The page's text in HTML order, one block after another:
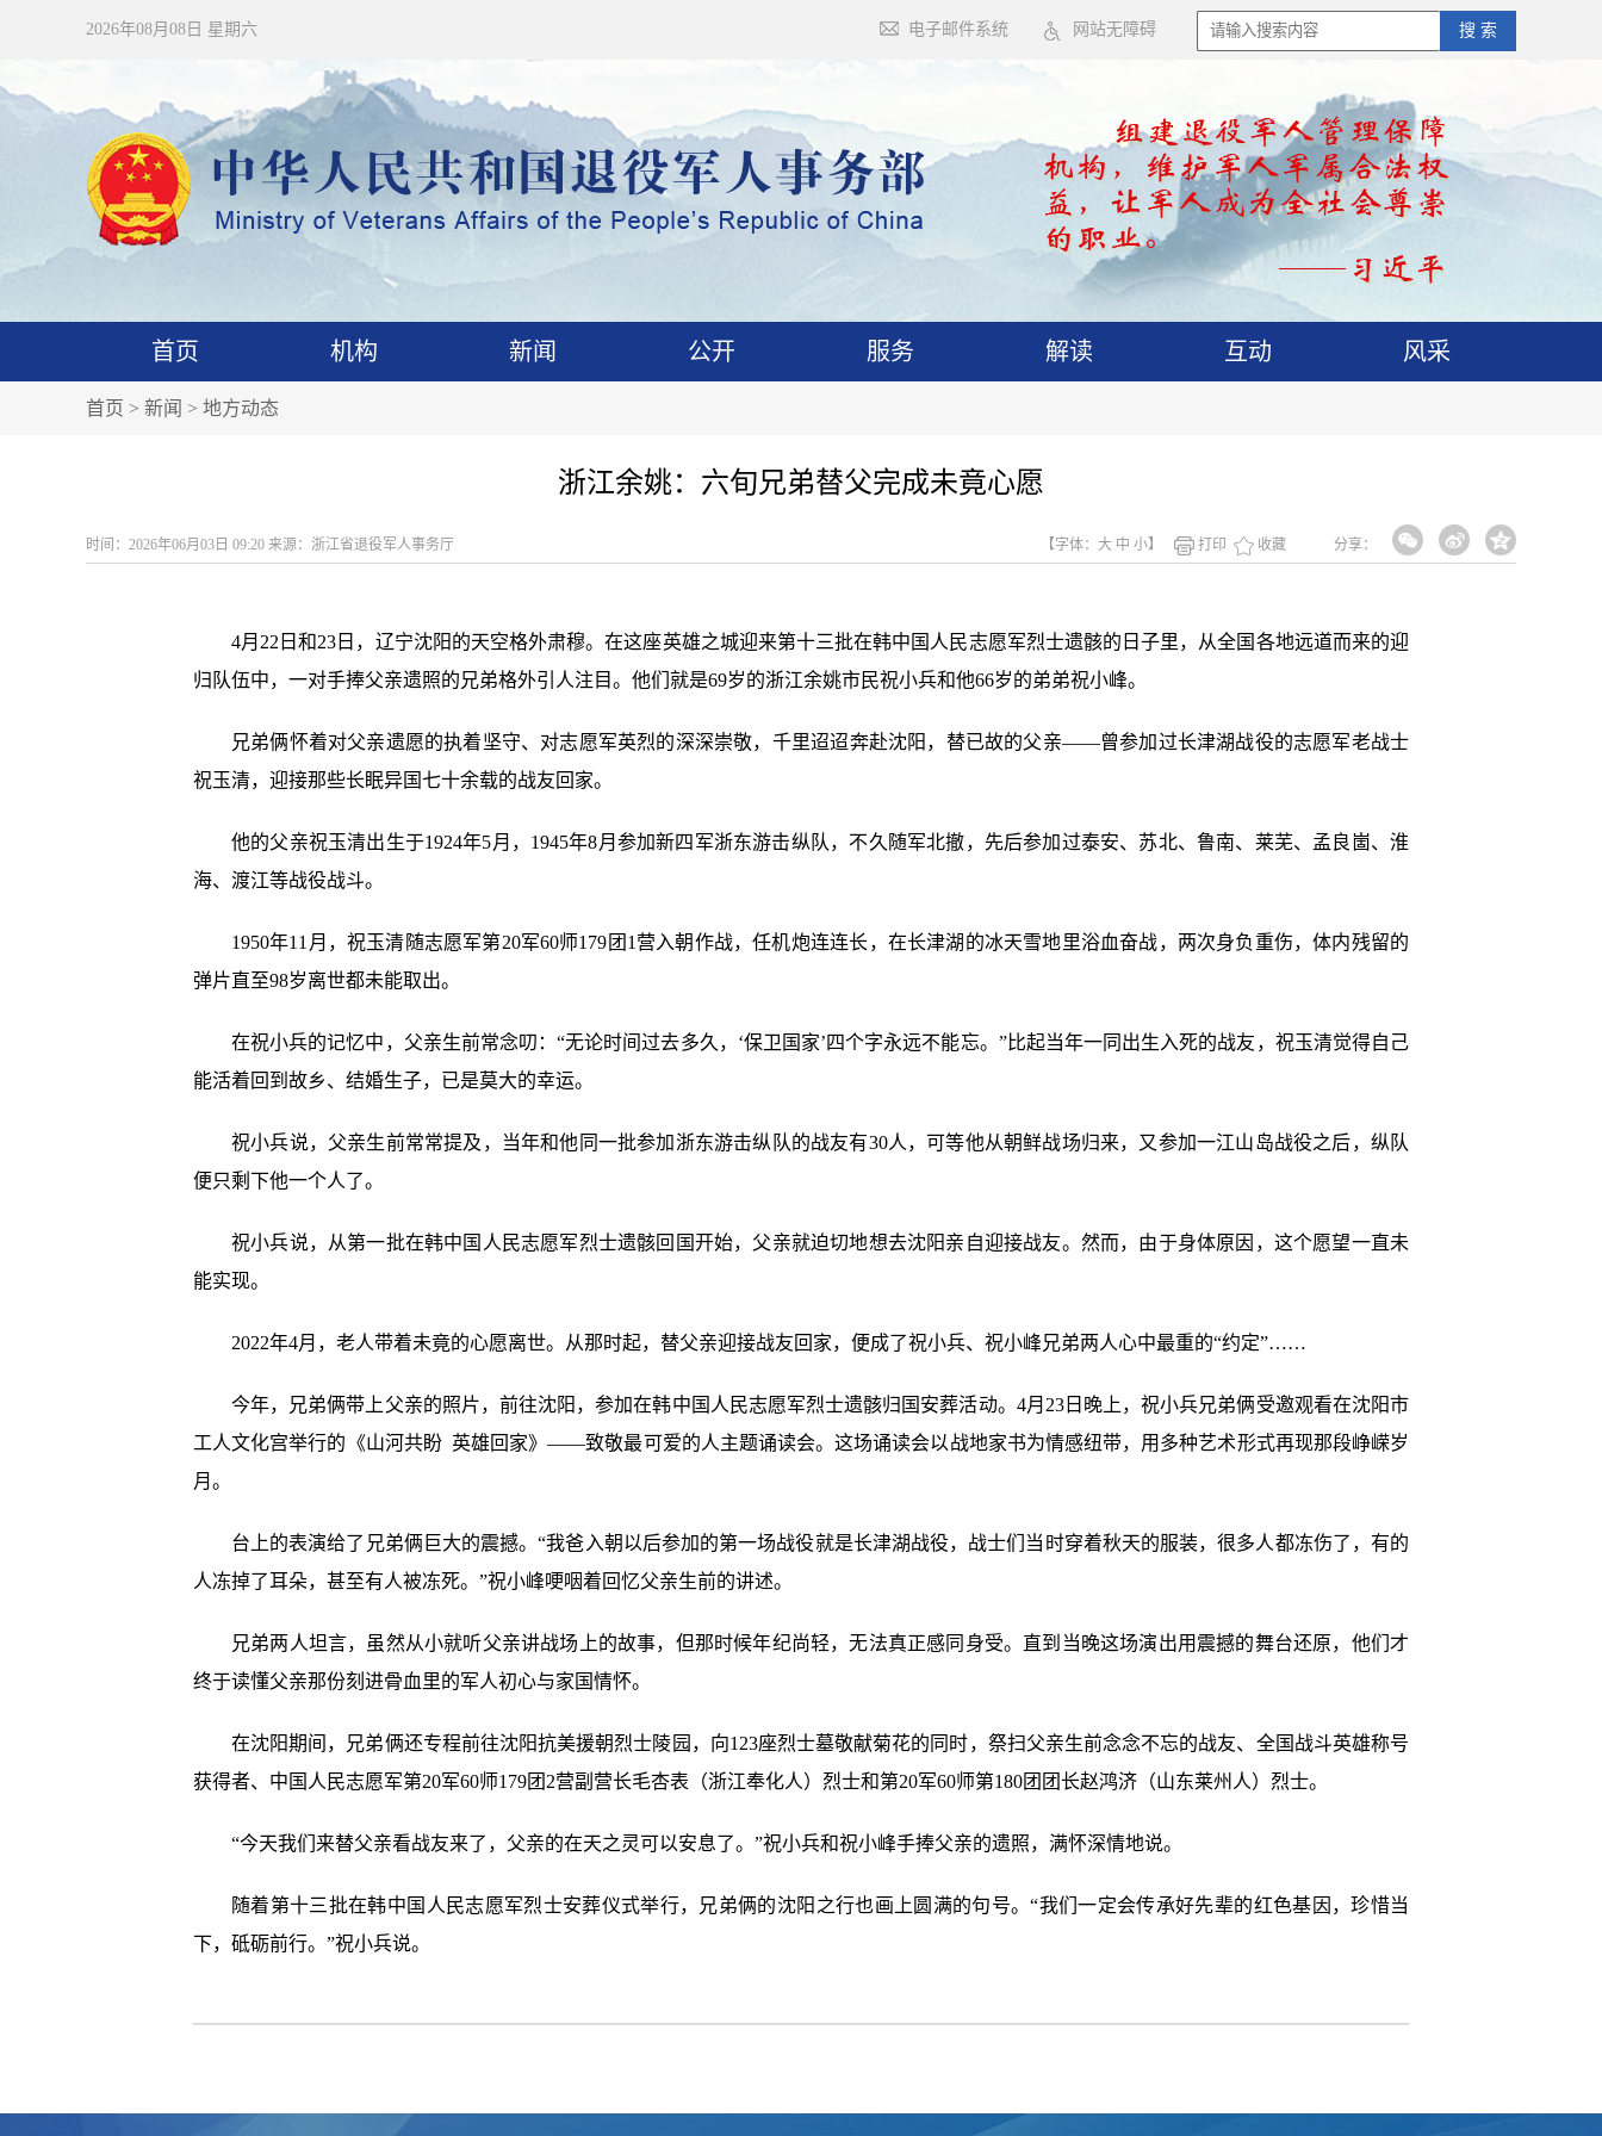
2026年08月08日 星期六 搜 索
电子邮件系统 网站无障碍
首页 机构 新闻 公开 服务 解读 互动 风采
首页 > 新闻 > 地方动态
浙江余姚：六旬兄弟替父完成未竟心愿
时间：2026年06月03日 09:20 来源：浙江省退役军人事务厅 分享：
【字体： 大 中 小】 打印 收藏
4月22日和23日，辽宁沈阳的天空格外肃穆。在这座英雄之城迎来第十三批在韩中国人民志愿军烈士遗骸的日子里，从全国各地远道而来的迎
归队伍中，一对手捧父亲遗照的兄弟格外引人注目。他们就是69岁的浙江余姚市民祝小兵和他66岁的弟弟祝小峰。
兄弟俩怀着对父亲遗愿的执着坚守、对志愿军英烈的深深崇敬，千里迢迢奔赴沈阳，替已故的父亲——曾参加过长津湖战役的志愿军老战士
祝玉清，迎接那些长眠异国七十余载的战友回家。
他的父亲祝玉清出生于1924年5月，1945年8月参加新四军浙东游击纵队，不久随军北撤，先后参加过泰安、苏北、鲁南、莱芜、孟良崮、淮
海、渡江等战役战斗。
1950年11月，祝玉清随志愿军第20军60师179团1营入朝作战，任机炮连连长，在长津湖的冰天雪地里浴血奋战，两次身负重伤，体内残留的
弹片直至98岁离世都未能取出。
在祝小兵的记忆中，父亲生前常念叨：“无论时间过去多久，‘保卫国家’四个字永远不能忘。”比起当年一同出生入死的战友，祝玉清觉得自己
能活着回到故乡、结婚生子，已是莫大的幸运。
祝小兵说，父亲生前常常提及，当年和他同一批参加浙东游击纵队的战友有30人，可等他从朝鲜战场归来，又参加一江山岛战役之后，纵队
便只剩下他一个人了。
祝小兵说，从第一批在韩中国人民志愿军烈士遗骸回国开始，父亲就迫切地想去沈阳亲自迎接战友。然而，由于身体原因，这个愿望一直未
能实现。
2022年4月，老人带着未竟的心愿离世。从那时起，替父亲迎接战友回家，便成了祝小兵、祝小峰兄弟两人心中最重的“约定”……
今年，兄弟俩带上父亲的照片，前往沈阳，参加在韩中国人民志愿军烈士遗骸归国安葬活动。4月23日晚上，祝小兵兄弟俩受邀观看在沈阳市
工人文化宫举行的《山河共盼 英雄回家》——致敬最可爱的人主题诵读会。这场诵读会以战地家书为情感纽带，用多种艺术形式再现那段峥嵘岁
月。
台上的表演给了兄弟俩巨大的震撼。“我爸入朝以后参加的第一场战役就是长津湖战役，战士们当时穿着秋天的服装，很多人都冻伤了，有的
人冻掉了耳朵，甚至有人被冻死。”祝小峰哽咽着回忆父亲生前的讲述。
兄弟两人坦言，虽然从小就听父亲讲战场上的故事，但那时候年纪尚轻，无法真正感同身受。直到当晚这场演出用震撼的舞台还原，他们才
终于读懂父亲那份刻进骨血里的军人初心与家国情怀。
在沈阳期间，兄弟俩还专程前往沈阳抗美援朝烈士陵园，向123座烈士墓敬献菊花的同时，祭扫父亲生前念念不忘的战友、全国战斗英雄称号
获得者、中国人民志愿军第20军60师179团2营副营长毛杏表（浙江奉化人）烈士和第20军60师第180团团长赵鸿济（山东莱州人）烈士。
“今天我们来替父亲看战友来了，父亲的在天之灵可以安息了。”祝小兵和祝小峰手捧父亲的遗照，满怀深情地说。
随着第十三批在韩中国人民志愿军烈士安葬仪式举行，兄弟俩的沈阳之行也画上圆满的句号。“我们一定会传承好先辈的红色基因，珍惜当
下，砥砺前行。”祝小兵说。